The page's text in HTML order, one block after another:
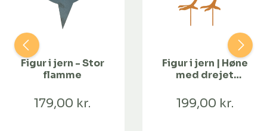
Figur i jern - Stor
flamme
179,00 kr.
Figur i jern | Høne
med drejet
199,00 kr.